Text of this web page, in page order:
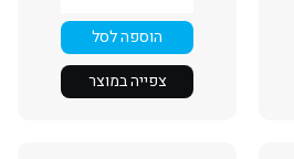
הוספה לסל
צפייה במוצר